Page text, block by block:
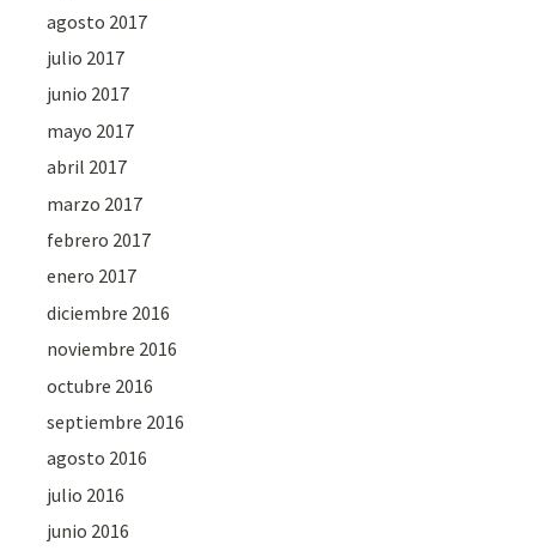
agosto 2017
julio 2017
junio 2017
mayo 2017
abril 2017
marzo 2017
febrero 2017
enero 2017
diciembre 2016
noviembre 2016
octubre 2016
septiembre 2016
agosto 2016
julio 2016
junio 2016